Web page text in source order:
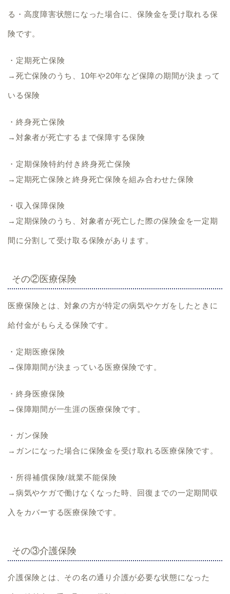
る・高度障害状態になった場合に、保険金を受け取れる保
険です。
・定期死亡保険
→死亡保険のうち、10年や20年など保障の期間が決まって
いる保険
・終身死亡保険
→対象者が死亡するまで保障する保険
・定期保険特約付き終身死亡保険
→定期死亡保険と終身死亡保険を組み合わせた保険
・収入保障保険
→定期保険のうち、対象者が死亡した際の保険金を一定期
間に分割して受け取る保険があります。
その②医療保険
医療保険とは、対象の方が特定の病気やケガをしたときに
給付金がもらえる保険です。
・定期医療保険
→保障期間が決まっている医療保険です。
・終身医療保険
→保障期間が一生涯の医療保険です。
・ガン保険
→ガンになった場合に保険金を受け取れる医療保険です。
・所得補償保険/就業不能保険
→病気やケガで働けなくなった時、回復までの一定期間収
入をカバーする医療保険です。
その③介護保険
介護保険とは、その名の通り 介護が必要な状態になった